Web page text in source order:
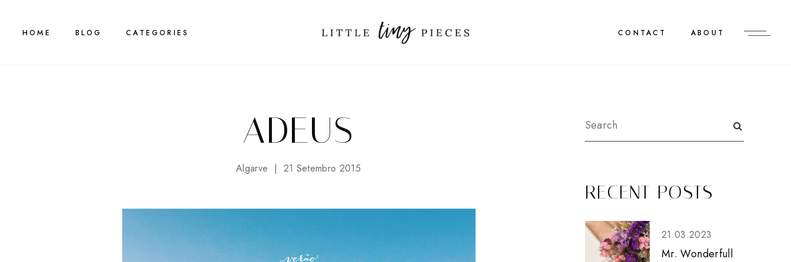
HOME BLOG CATEGORIES CONTACT ABOUT
ADEUS
Algarve 21 Setembro 2015
RECENT POSTS
21.03.2023
Mr. Wonderfull